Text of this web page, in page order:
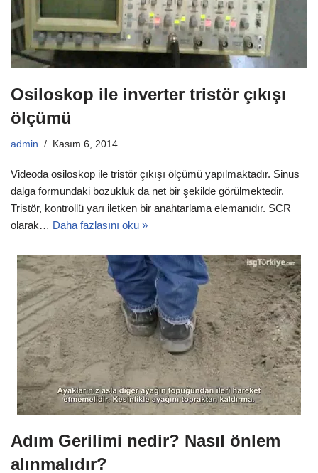
Osiloskop ile inverter tristör çıkışı
ölçümü
admin Kasım 6, 2014
Videoda osiloskop ile tristör çıkışı ölçümü yapılmaktadır. Sinus
dalga formundaki bozukluk da net bir şekilde görülmektedir.
Tristör, kontrollü yarı iletken bir anahtarlama elemanıdır. SCR
olarak… Daha fazlasını oku »
Adım Gerilimi nedir? Nasıl önlem
alınmalıdır?